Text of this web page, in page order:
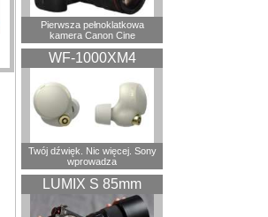
Pierwsza pełnoklatkowa
kamera Canon Cine
WF-1000XM4
Twój dźwięk. Nic więcej. Sony
wprowadza
LUMIX S 85mm